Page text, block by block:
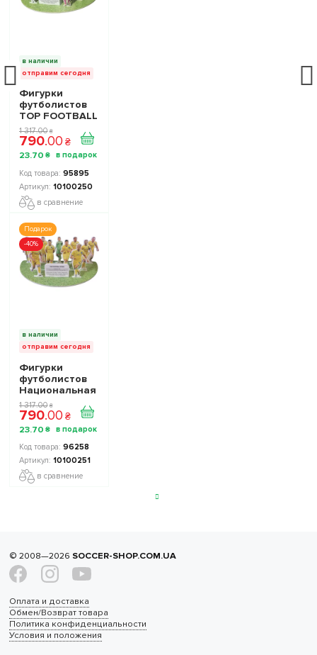
в наличии
отправим сегодня
Фигурки
футболистов
TOP FOOTBALL
STARS - Набор
The Football
Stars
Collection 1
10100250
1 317.00 ₴
790.00 ₴
23.70 ₴
95895
10100250
в сравнение
Подарок
-40%
в наличии
отправим сегодня
Фигурки
футболистов
Национальная
Сборная
Украины TOP
FOOTBALL
STARS
Collection 2
10100251
1 317.00 ₴
790.00 ₴
23.70 ₴
96258
10100251
в сравнение
© 2008—2026 SOCCER-SHOP.COM.UA
Оплата и доставка
Обмен/Возврат товара
Политика конфиденциальности
Условия и положения